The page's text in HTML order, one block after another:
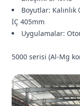
Boyutlar:
İÇ 405mm
Uygulamalar:
5000 serisi (Al-Mg